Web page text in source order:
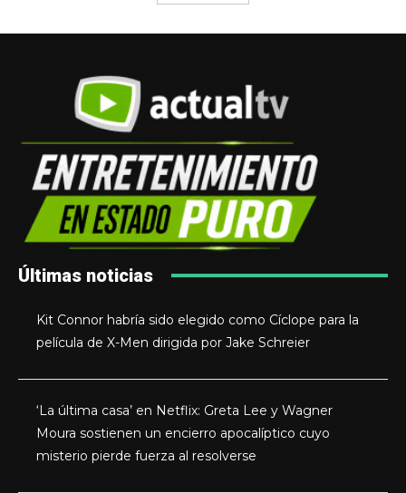
Últimas noticias
Kit Connor habría sido elegido como Cíclope para la
película de X-Men dirigida por Jake Schreier
‘La última casa’ en Netflix: Greta Lee y Wagner
Moura sostienen un encierro apocalíptico cuyo
misterio pierde fuerza al resolverse